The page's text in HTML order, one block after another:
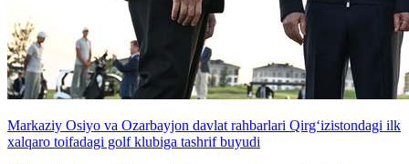
Markaziy Osiyo va Ozarbayjon davlat rahbarlari Qirg‘izistondagi ilk
xalqaro toifadagi golf klubiga tashrif buyudi